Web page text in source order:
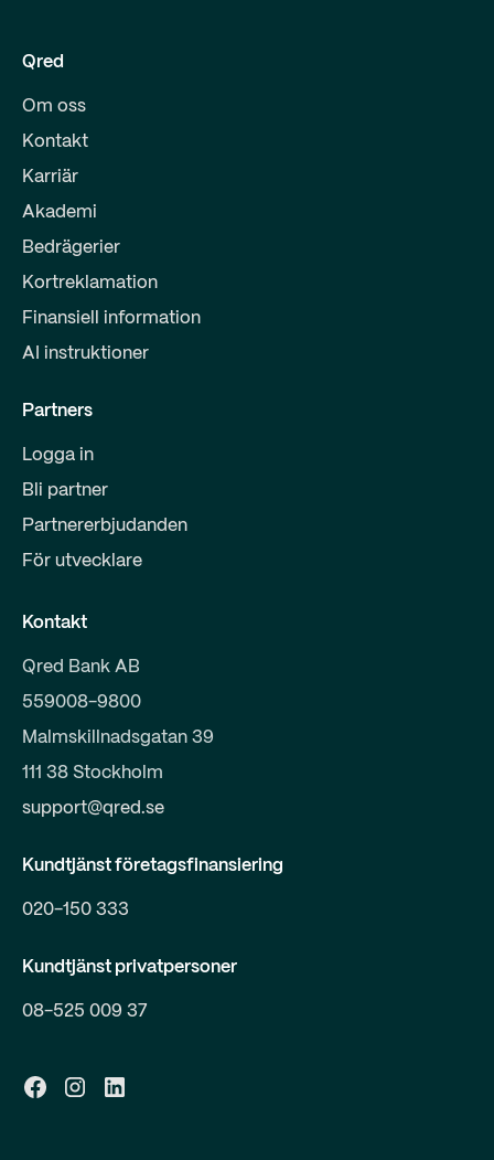
Qred
Om oss
Kontakt
Karriär
Akademi
Bedrägerier
Kortreklamation
Finansiell information
AI instruktioner
Partners
Logga in
Bli partner
Partnererbjudanden
För utvecklare
Kontakt
Qred Bank AB
559008-9800
Malmskillnadsgatan 39
111 38 Stockholm
support@qred.se
Kundtjänst företagsfinansiering
020-150 333
Kundtjänst privatpersoner
08-525 009 37